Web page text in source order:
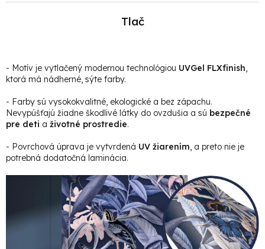
Tlač
- Motív je vytlačený modernou technológiou UVGel FLXfinish,
ktorá má nádherné, sýte farby.
- Farby sú vysokokvalitné, ekologické a bez zápachu.
Nevypúšťajú žiadne škodlivé látky do ovzdušia a sú bezpečné
pre deti a životné prostredie.
- Povrchová úprava je vytvrdená UV žiarením, a preto nie je
potrebná dodatočná laminácia.